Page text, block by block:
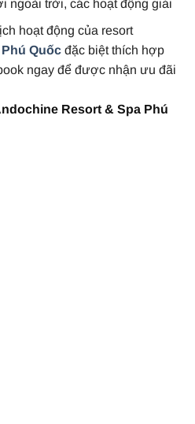
ngoài trời, các hoạt động giải
hoạt động của resort
Quốc đặc biệt thích hợp
ngay để được nhận ưu đãi
Resort & Spa Phú